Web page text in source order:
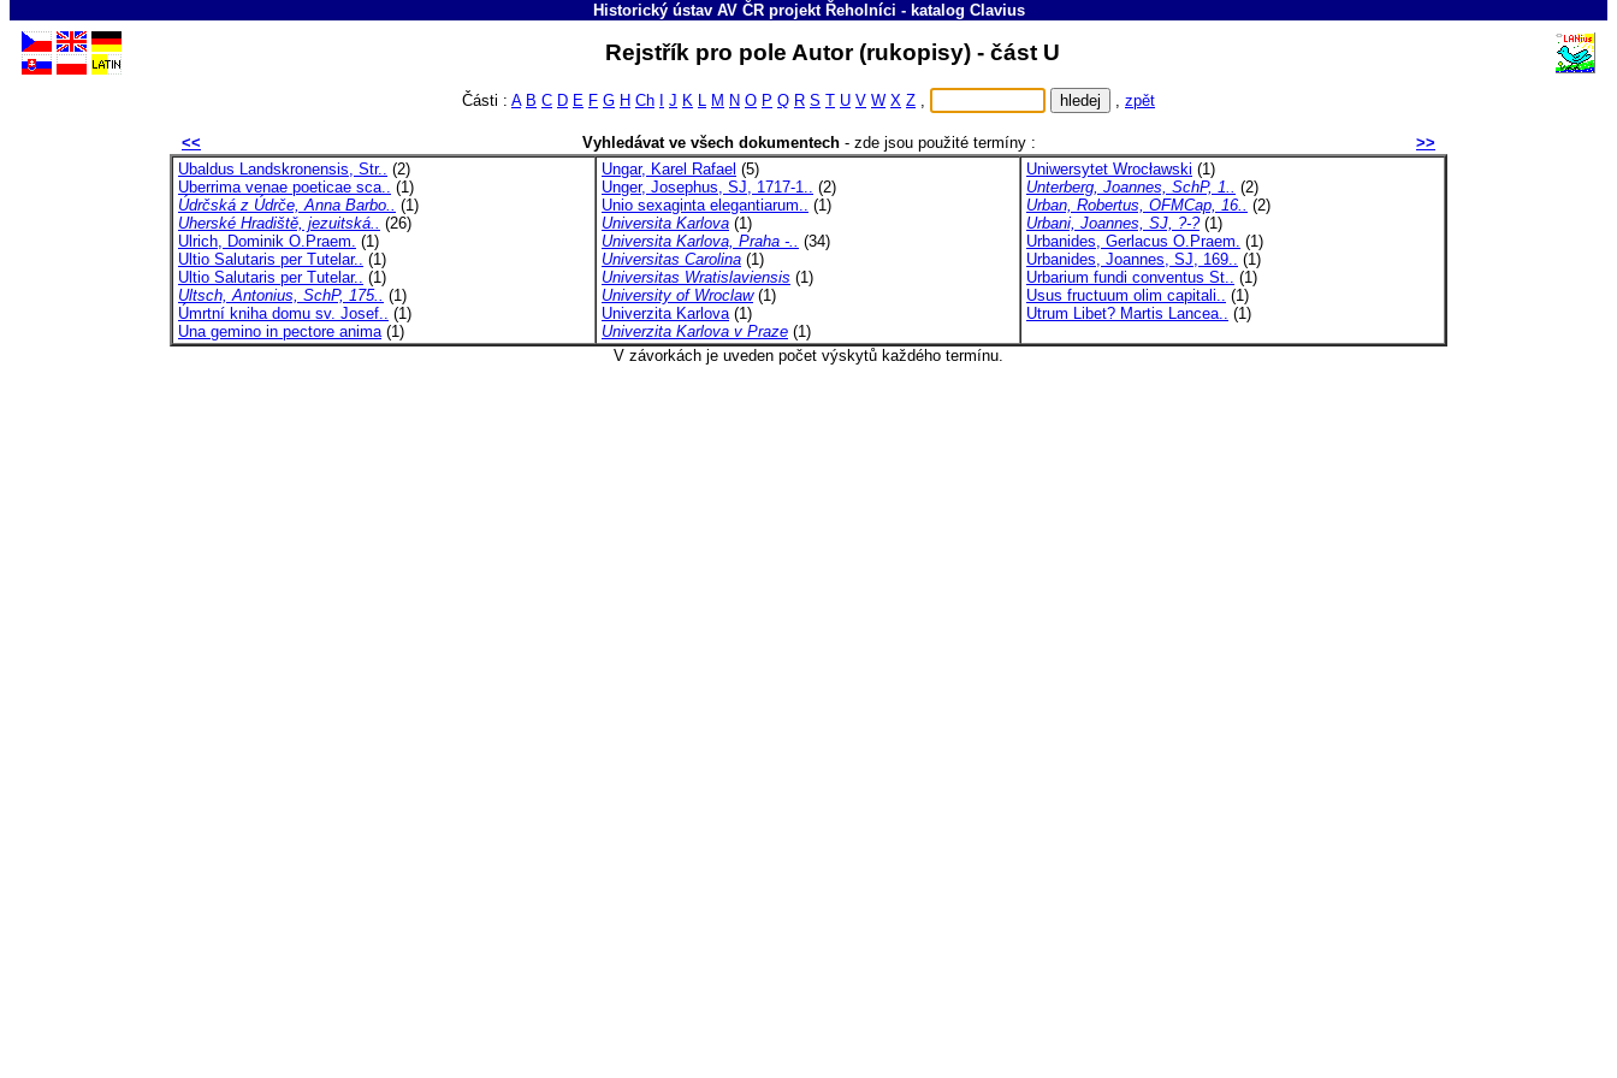
Historický ústav AV ČR projekt Řeholníci - katalog Clavius
Rejstřík pro pole Autor (rukopisy) - část U
Části : A B C D E F G H Ch J K L M N O P Q R S T U V W X Z , , zpět
<< Vyhledávat ve všech dokumentech - zde jsou použité termíny :
>>
Ubaldus Landskronensis, Str.. (2)
Uberrima venae poeticae sca.. (1)
Údrčská z Údrče, Anna Barbo.. (1)
Uherské Hradiště, jezuitská.. (26)
Ulrich, Dominik O.Praem. (1)
Ultio Salutaris per Tutelar.. (1)
Ultio Salutaris per Tutelar.. (1)
Ultsch, Antonius, SchP, 175.. (1)
Úmrtní kniha domu sv. Josef.. (1)
Una gemino in pectore anima(1)
Ungar, Karel Rafael (5)
Unger, Josephus, SJ, 1717-1.. (2)
Unio sexaginta elegantiarum.. (1)
Universita Karlova (1)
Universita Karlova, Praha -.. (34)
Universitas Carolina (1)
Universitas Wratislaviensis (1)
University of Wroclaw(1)
Univerzita Karlova(1)
Univerzita Karlova v Praze (1)
Uniwersytet Wrocławski (1)
Unterberg, Joannes, SchP, 1.. (2)
Urban, Robertus, OFMCap, 16.. (2)
Urbani, Joannes, SJ, ?-?(1)
Urbanides, Gerlacus O.Praem. (1)
Urbanides, Joannes, SJ, 169.. (1)
Urbarium fundi conventus St.. (1)
Usus fructuum olim capitali.. (1)
Utrum Libet? Martis Lancea.. (1)
V závorkách je uveden počet výskytů každého termínu.